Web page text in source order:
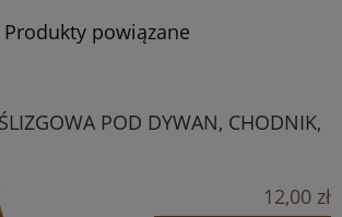
Produkty powiązane
POD DYWAN, CHODNIK,
12,00 zł